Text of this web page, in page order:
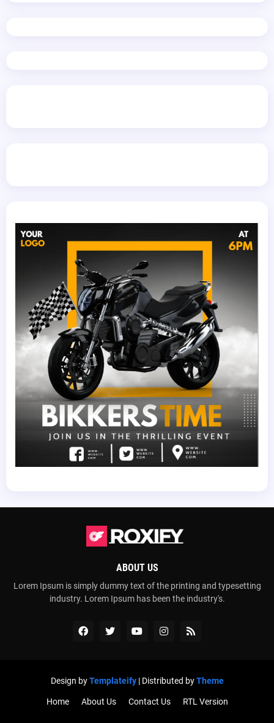
ABOUT US
Lorem Ipsum is simply dummy text of the printing and typesetting
industry. Lorem Ipsum has been the industry's.
Design byTemplateify| Distributed byTheme
Home About Us Contact Us RTL Version